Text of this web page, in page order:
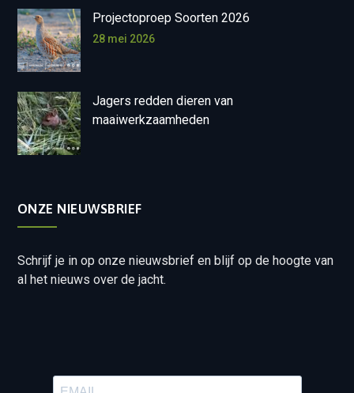
Projectoproep Soorten 2026
28 mei 2026
Jagers redden dieren van
maaiwerkzaamheden
ONZE NIEUWSBRIEF
Schrijf je in op onze nieuwsbrief en blijf op de hoogte van
al het nieuws over de jacht.